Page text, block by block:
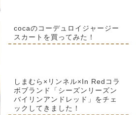
cocaのコーデュロイジャージー
スカートを買ってみた！
しまむら×リンネル×In Redコラ
ボブランド「シーズンリーズン
バイリンアンドレッド」をチェ
ックしてきました！